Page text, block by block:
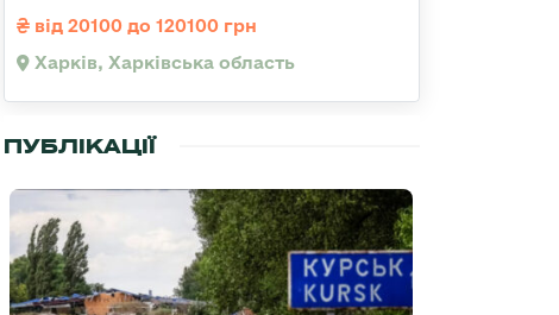
від 20100 до 120100 грн
Харків, Харківська область
ПУБЛІКАЦІЇ